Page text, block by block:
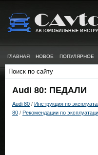
ГЛАВНАЯ НОВОЕ ПОПУЛЯРНОЕ
Audi 80: ПЕДАЛИ
Audi 80 / Инструкция по
80 / Рекомендации по эксплуатаци